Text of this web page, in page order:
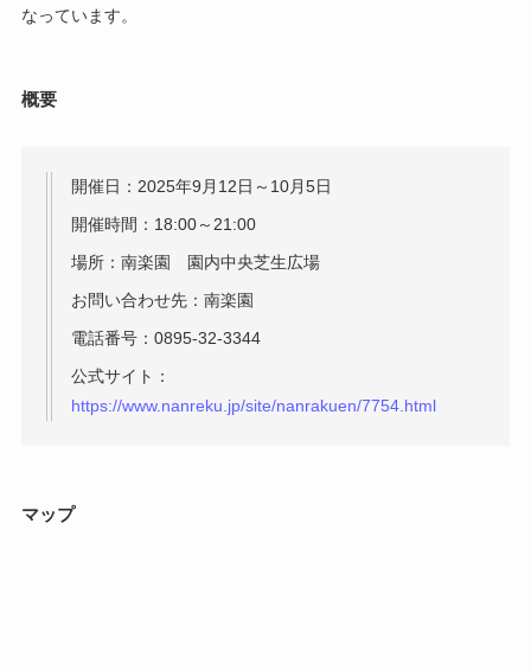
なっています。
概要
開催日：2025年9月12日～10月5日
開催時間：18:00～21:00
場所：南楽園 園内中央芝生広場
お問い合わせ先：南楽園
電話番号：0895-32-3344
公式サイト：
https://www.nanreku.jp/site/nanrakuen/7754.html
マップ